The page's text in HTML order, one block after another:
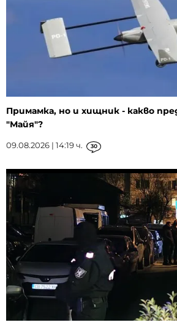
Примамка, но и хищник - какво
"Майя"?
09.08.2026 | 14:19 ч. 30